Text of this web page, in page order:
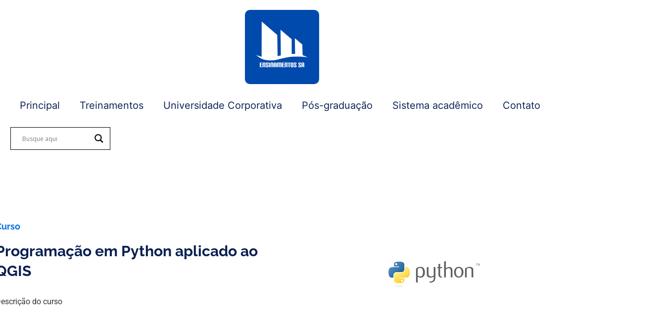
Principal Treinamentos Universidade Corporativa Pós-graduação Sistema acadêmico Contato
em Python aplicado ao
do curso